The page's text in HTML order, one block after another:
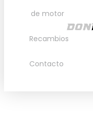
de motor
Recambios
Contacto